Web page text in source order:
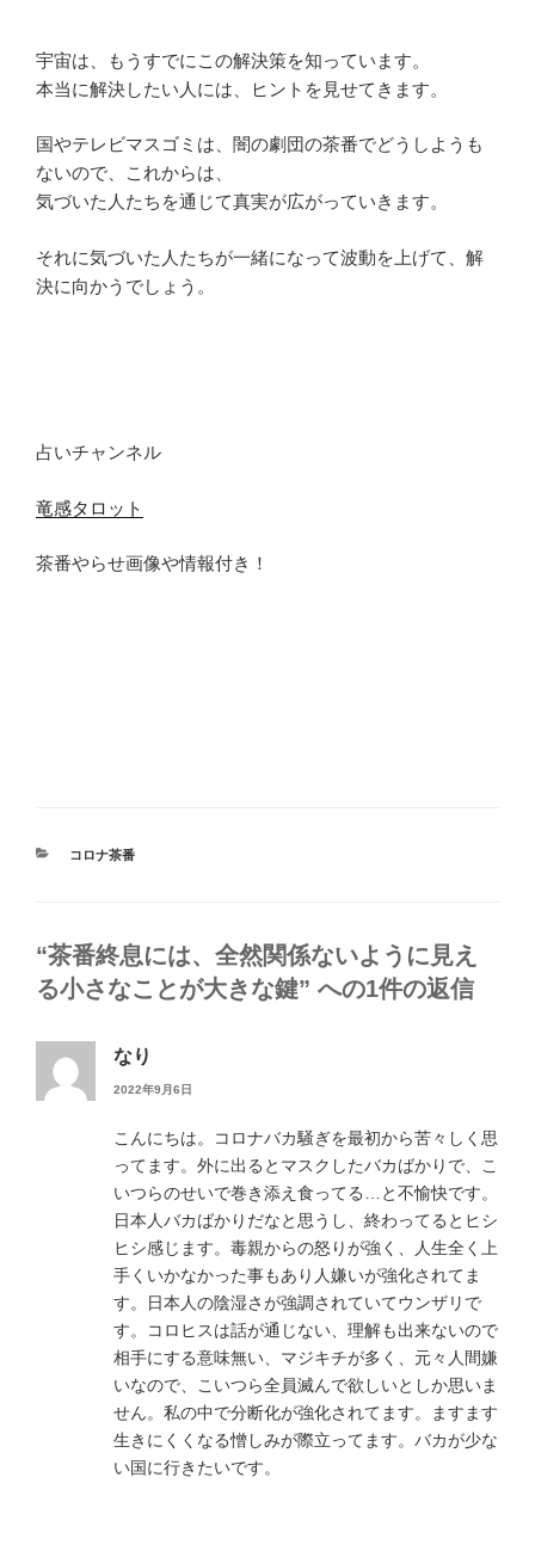
宇宙は、もうすでにこの解決策を知っています。
本当に解決したい人には、ヒントを見せてきます。
国やテレビマスゴミは、闇の劇団の茶番でどうしようも
ないので、これからは、
気づいた人たちを通じて真実が広がっていきます。
それに気づいた人たちが一緒になって波動を上げて、解
決に向かうでしょう。
占いチャンネル
竜感タロット
茶番やらせ画像や情報付き！
カ
コロナ茶番
“茶番終息には、全然関係ないように見え
る小さなことが大きな鍵” への1件の返信
なり
2022年9月6日
こんにちは。コロナバカ騒ぎを最初から苦々しく思
ってます。外に出るとマスクしたバカばかりで、こ
いつらのせいで巻き添え食ってる…と不愉快です。
日本人バカばかりだなと思うし、終わってるとヒシ
ヒシ感じます。毒親からの怒りが強く、人生全く上
手くいかなかった事もあり人嫌いが強化されてま
す。日本人の陰湿さが強調されていてウンザリで
す。コロヒスは話が通じない、理解も出来ないので
相手にする意味無い、マジキチが多く、元々人間嫌
いなので、こいつら全員滅んで欲しいとしか思いま
せん。私の中で分断化が強化されてます。ますます
生きにくくなる憎しみが際立ってます。バカが少な
い国に行きたいです。